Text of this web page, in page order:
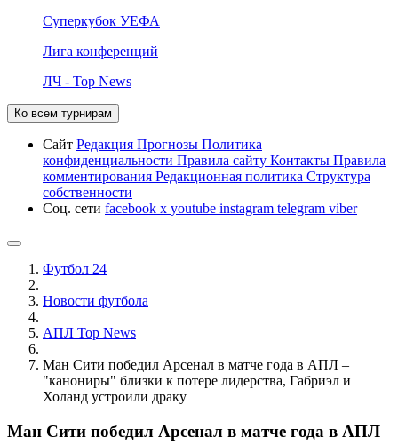
Суперкубок УЕФА
Лига конференций
ЛЧ - Top News
Ко всем турнирам
Сайт Редакция Прогнозы Политика
конфиденциальности Правила сайту Контакты Правила
комментирования Редакционная политика Структура
собственности
Соц. сети facebook x youtube instagram telegram viber
Футбол 24
Новости футбола
АПЛ Top News
Ман Сити победил Арсенал в матче года в АПЛ –
"канониры" близки к потере лидерства, Габриэл и
Холанд устроили драку
Ман Сити победил Арсенал в матче года в АПЛ